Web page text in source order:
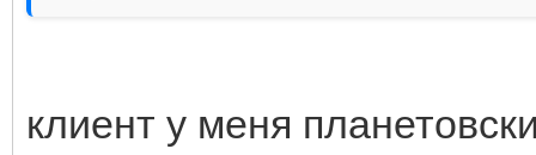
клиент у меня